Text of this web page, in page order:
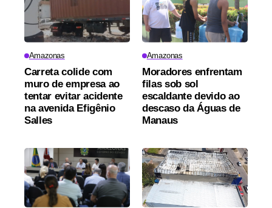
Amazonas
Carreta colide com
muro de empresa ao
tentar evitar acidente
na avenida Efigênio
Salles
Amazonas
Moradores enfrentam
filas sob sol
escaldante devido ao
descaso da Águas de
Manaus